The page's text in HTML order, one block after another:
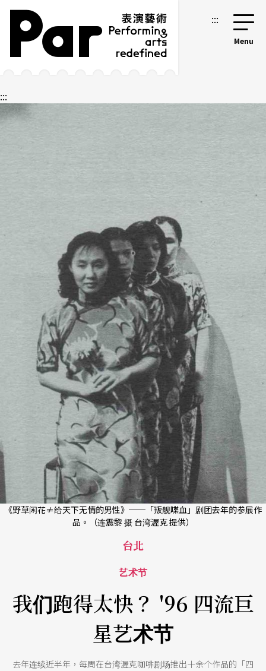
跳到主要内容区块
网站导览 :::
:::
《野草闲花≠给天下无情的男性》──「叛舰喋血」剧团去年的参展作
品。（连震黎 摄 台湾渥克 提供）
台北
艺术节
我们跑得太快？ '96 四流巨
星艺术节
去年连续近半年，每周在台湾渥克咖啡剧场推出十余个作品的「四